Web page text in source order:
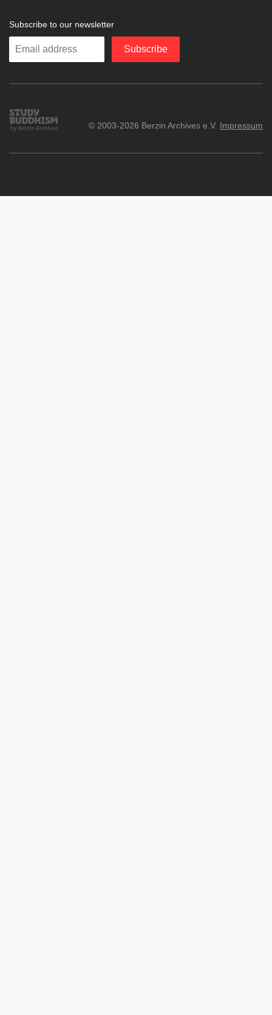
Subscribe to our newsletter
Enter
Subscribe
Study
Buddhism
© 2003-2026 Berzin Archives e.V. Impressum